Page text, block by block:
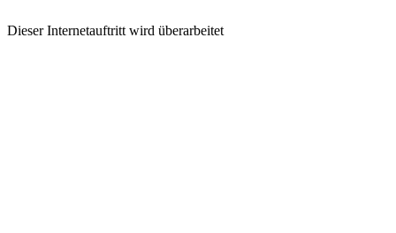
Dieser Internetauftritt wird überarbeitet